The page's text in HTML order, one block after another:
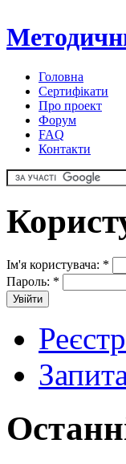
Головна
Сертифікати
Про проект
Форум
FAQ
Контакти
Ім'я користувача: *
Пароль: *